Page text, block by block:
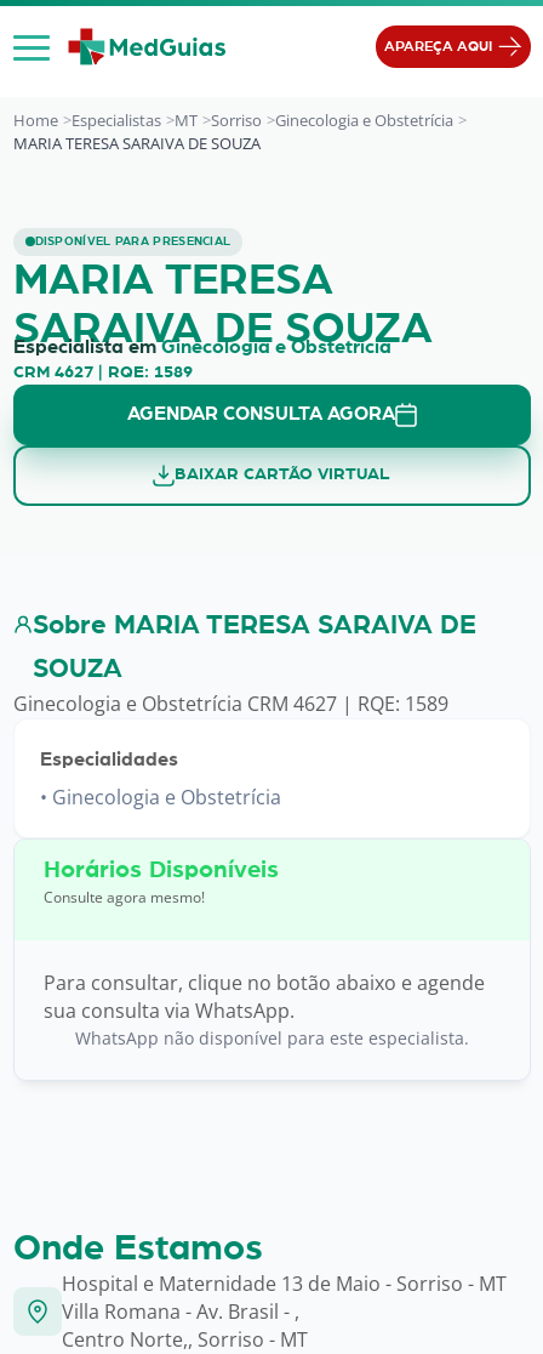
Ir para o conteúdo
APAREÇA AQUI
Home Especialistas MT Sorriso
Ginecologia e Obstetrícia
MARIA TERESA SARAIVA DE SOUZA
DISPONÍVEL PARA PRESENCIAL
MARIA TERESA SARAIVA DE SOUZA
MARIA TERESA
SARAIVA DE SOUZA
Especialista emGinecologia e Obstetrícia
CRM 4627 | RQE: 1589
AGENDAR CONSULTA AGORA
BAIXAR CARTÃO VIRTUAL
Sobre MARIA TERESA SARAIVA DE
SOUZA
Ginecologia e Obstetrícia CRM 4627 | RQE: 1589
Especialidades
Ginecologia e Obstetrícia
Horários Disponíveis
Consulte agora mesmo!
Para consultar, clique no botão abaixo e agende
sua consulta via WhatsApp.
WhatsApp não disponível para este especialista.
Onde Estamos
Hospital e Maternidade 13 de Maio - Sorriso - MT
Villa Romana - Av. Brasil - ,
Centro Norte,, Sorriso - MT